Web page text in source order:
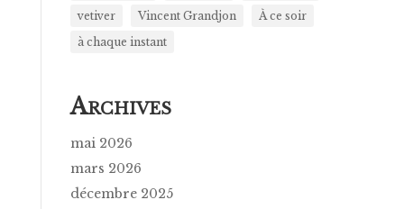
vetiver
Vincent Grandjon
À ce soir
à chaque instant
ARCHIVES
mai 2026
mars 2026
décembre 2025